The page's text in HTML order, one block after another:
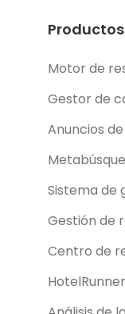
Motor de
Gestor de
Anuncios
Sistema de
Gestión de
Centro de